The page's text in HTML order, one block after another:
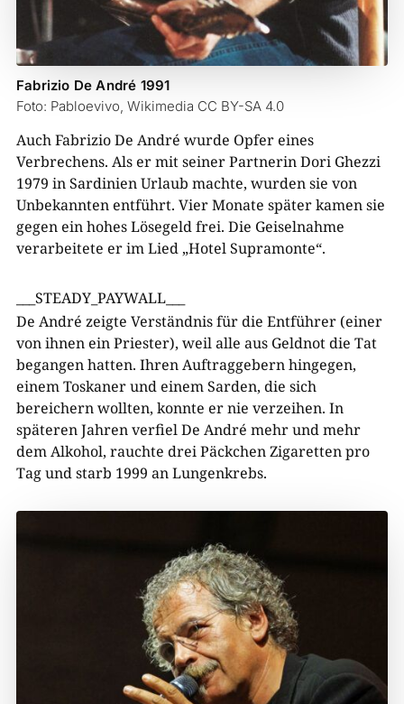
Fabrizio De André 1991
Foto: Pabloevivo, Wikimedia CC BY-SA 4.0
Auch Fabrizio De André wurde Opfer eines
Verbrechens. Als er mit seiner Partnerin Dori Ghezzi
1979 in Sardinien Urlaub machte, wurden sie von
Unbekannten entführt. Vier Monate später kamen sie
gegen ein hohes Lösegeld frei. Die Geiselnahme
verarbeitete er im Lied „Hotel Supramonte“.
___STEADY_PAYWALL___
De André zeigte Verständnis für die Entführer (einer
von ihnen ein Priester), weil alle aus Geldnot die Tat
begangen hatten. Ihren Auftraggebern hingegen,
einem Toskaner und einem Sarden, die sich
bereichern wollten, konnte er nie verzeihen. In
späteren Jahren verfiel De André mehr und mehr
dem Alkohol, rauchte drei Päckchen Zigaretten pro
Tag und starb 1999 an Lungenkrebs.